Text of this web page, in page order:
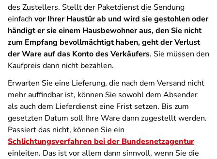
des Zustellers. Stellt der Paketdienst die Sendung
einfach vor Ihrer Haustür ab und wird sie gestohlen oder
händigt er sie einem Hausbewohner aus, den Sie nicht
zum Empfang bevollmächtigt haben, geht der Verlust
der Ware auf das Konto des Verkäufers. Sie müssen den
Kaufpreis dann nicht bezahlen.
Erwarten Sie eine Lieferung, die nach dem Versand nicht
mehr auffindbar ist, können Sie sowohl dem Absender
als auch dem Lieferdienst eine Frist setzen. Bis zum
gesetzten Datum soll Ihre Ware dann zugestellt werden.
Passiert das nicht, können Sie ein
Schlichtungsverfahren bei der Bundesnetzagentur
einleiten. Das ist vor allem dann sinnvoll, wenn Sie die